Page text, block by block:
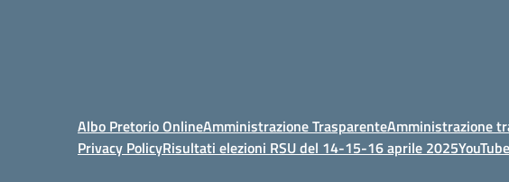
Albo Pretorio OnlineAmministrazione TrasparenteAmministrazione
Privacy PolicyRisultati elezioni RSU del 14-15-16 aprile 2025